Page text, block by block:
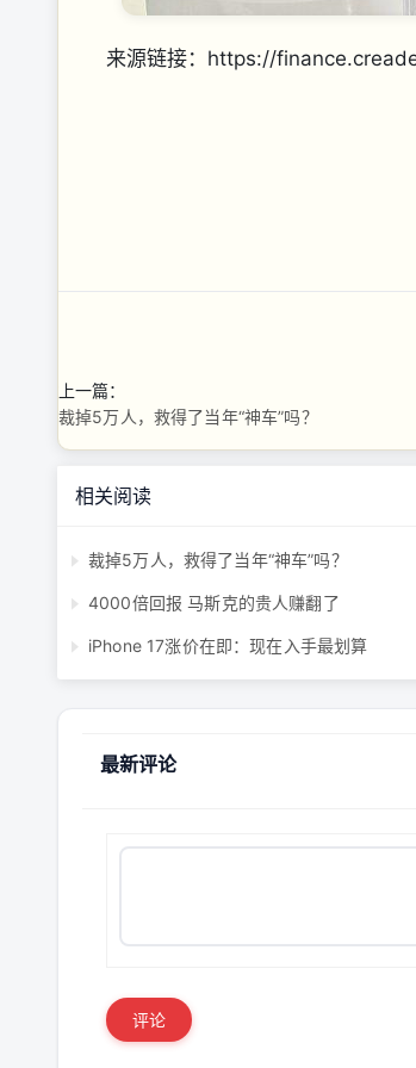
来源链接：https://
上一篇：
裁掉5万人，救得了当年“神车”吗？
相关阅读
裁掉5万人，救得了当年“神车”吗？
4000倍回报 马斯克的贵人赚翻了
iPhone 17涨价在即：现在入手最划算
最新评论
评论